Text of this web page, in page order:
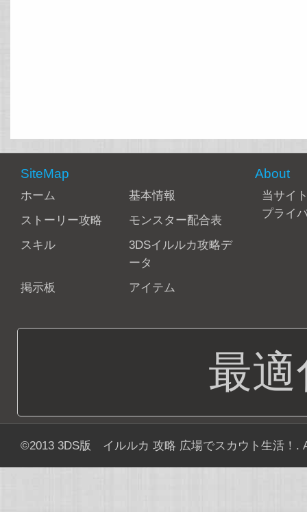
SiteMap
ホーム
基本情報
ストーリー攻略
モンスター配合表
スキル
3DSイルルカ攻略デ
ータ
掲示板
アイテム
About
当サイ
プライ
最
©2013 3DS版 イルルカ 攻略 広場でスカウト生活！ .